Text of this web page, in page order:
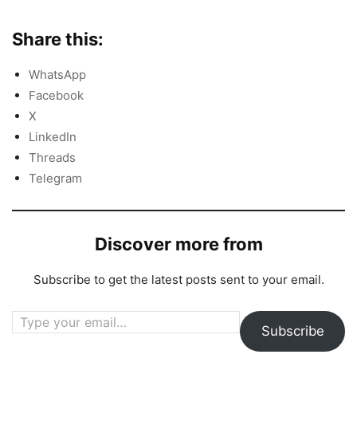
Share this:
WhatsApp
Facebook
X
LinkedIn
Threads
Telegram
Discover more from
Subscribe to get the latest posts sent to your email.
Type your email…
Subscribe